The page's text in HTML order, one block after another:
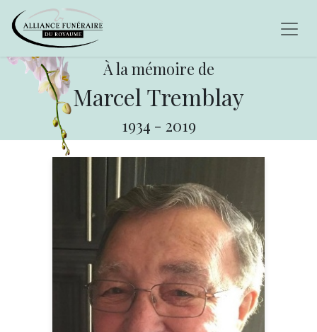
À la mémoire de
Marcel Tremblay
1934 - 2019